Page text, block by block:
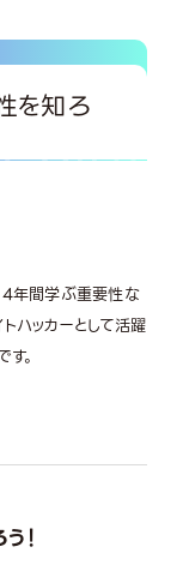
を知ろ
4年間学ぶ重要性な
ハッカーとして活躍
。
！